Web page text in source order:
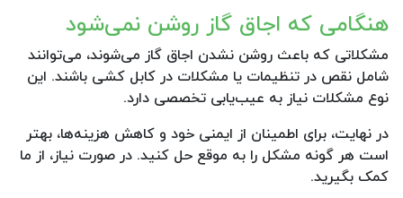
هنگامی که اجاق گاز روشن نمی‌شود
مشکلاتی که باعث روشن نشدن اجاق گاز می‌شوند، می‌توانند
شامل نقص در تنظیمات یا مشکلات در کابل کشی باشند. این
نوع مشکلات نیاز به عیب‌یابی تخصصی دارد.
در نهایت، برای اطمینان از ایمنی خود و کاهش هزینه‌ها، بهتر
است هر گونه مشکل را به موقع حل کنید. در صورت نیاز، از ما
کمک بگیرید.